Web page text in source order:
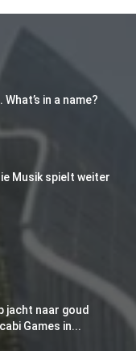
in a name?
Musik spielt weiter
jacht naar goud
Games in...